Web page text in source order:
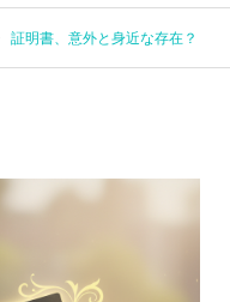
証明書、意外と身近な存在？